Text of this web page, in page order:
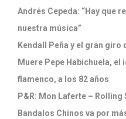
Andrés Cepeda: “Hay que
nuestra música”
Kendall Peña y el gran
Muere Pepe Habichuela,
flamenco, a los 82 años
P&R: Mon Laferte – Rolling
Bandalos Chinos va por